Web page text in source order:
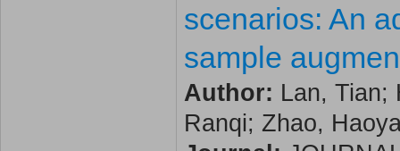
scenarios: An
sample
Author: Lan, Tian;
Ranqi; Zhao,